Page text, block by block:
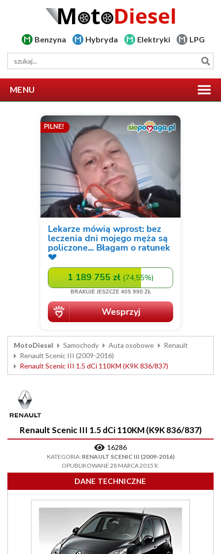
Benzyna Hybryda Elektryki LPG
MENU
MotoDiesel Samochody Auta osobowe
Renault
Renault Scenic III (2009-2016)
Renault Scenic III 1.5 dCi 110KM (K9K 836/837)
Renault Scenic III 1.5 dCi 110KM (K9K 836/837)
16286
KATEGORIA: RENAULT SCENIC III (2009-2016)
OPUBLIKOWANE 28 MARCA 2015 R.
DANE TECHNICZNE